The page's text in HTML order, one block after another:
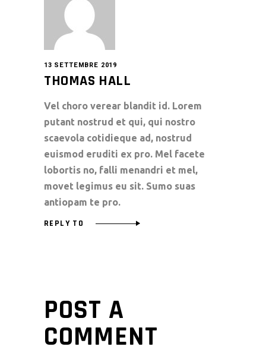
13 SETTEMBRE 2019
THOMAS HALL
Vel choro verear blandit id. Lorem
putant nostrud et qui, qui nostro
scaevola cotidieque ad, nostrud
euismod eruditi ex pro. Mel facete
lobortis no, falli menandri et mel,
movet legimus eu sit. Sumo suas
antiopam te pro.
REPLY TO
POST A
COMMENT